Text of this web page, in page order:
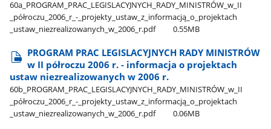
60a​_PROGRAM​_PRAC​_LEGISLACYJNYCH​_RADY​_MINISTRÓW​_w​_II​
_półroczu​_2006​_r​_-​_projekty​_ustaw​_z​_informacją​_o​_projektach​
_ustaw​_niezrealizowanych​_w​_2006​_r.pdf
0.55MB
PROGRAM PRAC LEGISLACYJNYCH RADY MINISTRÓW
w II półroczu 2006 r. - informacja o projektach
ustaw niezrealizowanych w 2006 r.
60b​_PROGRAM​_PRAC​_LEGISLACYJNYCH​_RADY​_MINISTRÓW​_w​_II​
_półroczu​_2006​_r​_-​_projekty​_ustaw​_z​_informacją​_o​_projektach​
_ustaw​_niezrealizowanych​_w​_2006​_r.pdf
0.06MB